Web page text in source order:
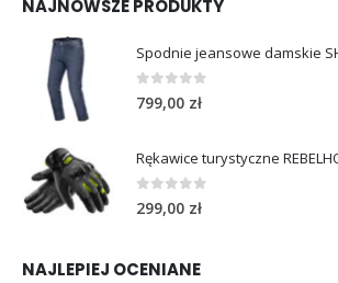
NAJNOWSZE PRODUKTY
0out of 5
799,00 zł
0out of 5
299,00 zł
NAJLEPIEJ OCENIANE